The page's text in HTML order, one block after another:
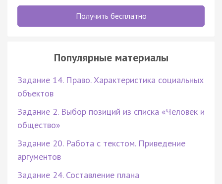
Получить бесплатно
Популярные материалы
Задание 14. Право. Характеристика социальных
объектов
Задание 2. Выбор позиций из списка «Человек и
общество»
Задание 20. Работа с текстом. Приведение
аргументов
Задание 24. Составление плана